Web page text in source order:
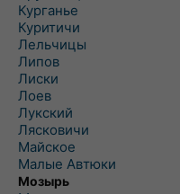
Курганье
Куритичи
Лельчицы
Липов
Лиски
Лоев
Лукский
Лясковичи
Майское
Малые Автюки
Мозырь